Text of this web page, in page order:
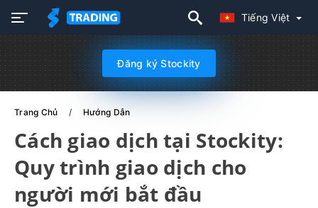
Tiếng Việt
Đăng ký Stockity
Trang Chủ Hướng Dẫn
Cách giao dịch tại Stockity:
Quy trình giao dịch cho
người mới bắt đầu